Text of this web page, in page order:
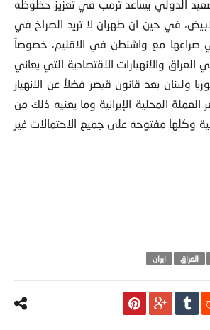
الدولي يساعد ترمب في تعزيز حظوظه
في حين ان طهران لا تريد الصراخ في
صراعها مع واشنطن في الاقليم، خصوصاً
العراق والانهيارات الاقتصادية التي يعاني
ولبنان بعد قانون قيصر فضلاً عن الانهيار
المحلية الإيرانية وما يعنيه ذلك من
وكلها مفتوحه على جميع الاحتمالات غير
العراق ايران